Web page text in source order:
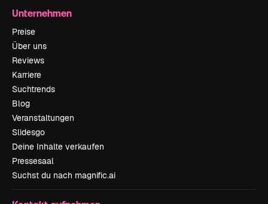
Unternehmen
Preise
Über uns
Reviews
Karriere
Suchtrends
Blog
Veranstaltungen
Slidesgo
Deine Inhalte verkaufen
Pressesaal
Suchst du nach magnific.ai